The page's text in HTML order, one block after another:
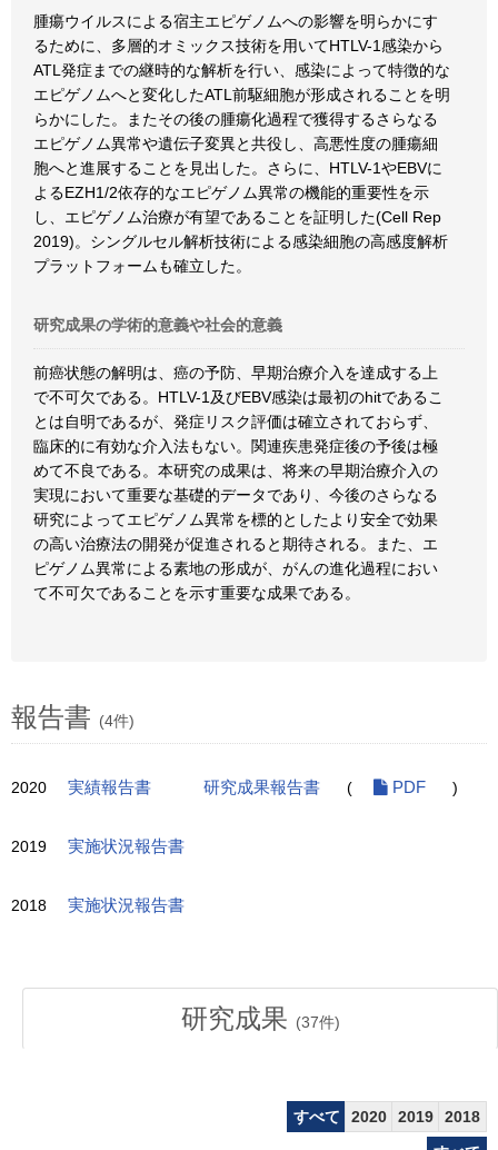
腫瘍ウイルスによる宿主エピゲノムへの影響を明らかにす
るために、多層的オミックス技術を用いてHTLV-1感染から
ATL発症までの継時的な解析を行い、感染によって特徴的な
エピゲノムへと変化したATL前駆細胞が形成されることを明
らかにした。またその後の腫瘍化過程で獲得するさらなる
エピゲノム異常や遺伝子変異と共役し、高悪性度の腫瘍細
胞へと進展することを見出した。さらに、HTLV-1やEBVに
よるEZH1/2依存的なエピゲノム異常の機能的重要性を示
し、エピゲノム治療が有望であることを証明した(Cell Rep
2019)。シングルセル解析技術による感染細胞の高感度解析
プラットフォームも確立した。
研究成果の学術的意義や社会的意義
前癌状態の解明は、癌の予防、早期治療介入を達成する上
で不可欠である。HTLV-1及びEBV感染は最初のhitであるこ
とは自明であるが、発症リスク評価は確立されておらず、
臨床的に有効な介入法もない。関連疾患発症後の予後は極
めて不良である。本研究の成果は、将来の早期治療介入の
実現において重要な基礎的データであり、今後のさらなる
研究によってエピゲノム異常を標的としたより安全で効果
の高い治療法の開発が促進されると期待される。また、エ
ピゲノム異常による素地の形成が、がんの進化過程におい
て不可欠であることを示す重要な成果である。
報告書 (4件)
2020 実績報告書 研究成果報告書 ( PDF )
2019 実施状況報告書
2018 実施状況報告書
研究成果 (37件)
すべて 2020 2019
2018